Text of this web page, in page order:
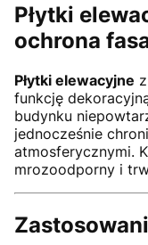
Płytki
ochrona
Płytki elewacyjne
funkcję
budynku
jednocześnie
atmosferycznymi.
mrozoodporny i